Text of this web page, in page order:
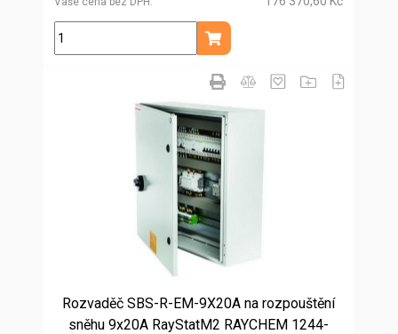
ks
Přidat do košíku
Rozvaděč SBS-R-EM-9X20A na rozpouštění
sněhu 9x20A RayStatM2 RAYCHEM 1244-